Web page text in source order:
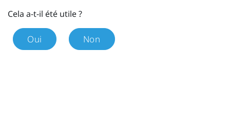
Cela a-t-il été utile ?
Oui Non